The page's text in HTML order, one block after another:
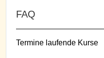
FAQ
Termine laufende Kurse